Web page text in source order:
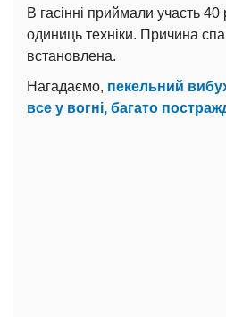
В гасінні приймали участь 40
одиниць техніки. Причина
встановлена.
Нагадаємо, пекельний
все у вогні, багато